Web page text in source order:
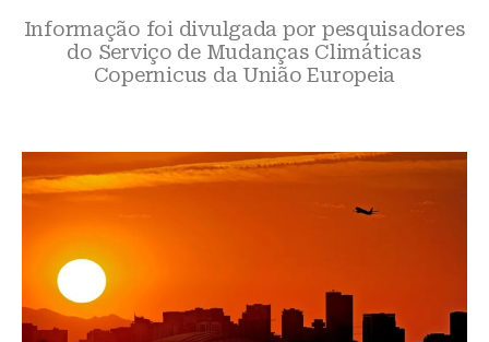
Informação foi divulgada por pesquisadores
do Serviço de Mudanças Climáticas
Copernicus da União Europeia